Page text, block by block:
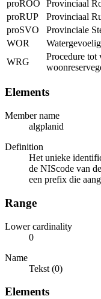
proROO
Provinciaal
proRUP
Provinciaal
proSVO
Provinciale
WOR
WRG
Procedure tot
Elements
Member name
algplanid
Definition
Het unieke
de NIScode van
een prefix die
Range
Lower cardinality
0
Name
Tekst (0)
Elements